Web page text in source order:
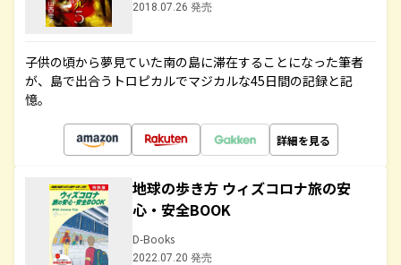
2018.07.26 発売
子供の頃から夢見ていた南の島に滞在することになった筆者
が、島で出合うトロピカルでマジカルな45日間の記録と記
憶。
詳細を見る
地球の歩き方 ウィズコロナ旅の安
心・安全BOOK
D-Books
2022.07.20 発売